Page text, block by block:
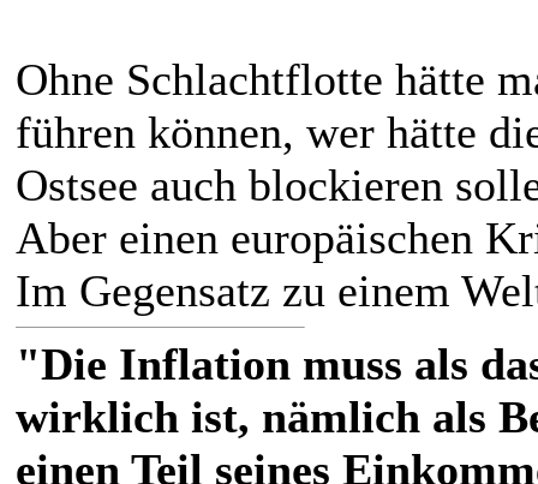
Ohne Schlachtflotte hätte
führen können, wer hätte
Ostsee auch blockieren
Aber einen europäischen
Im Gegensatz zu einem
"Die Inflation muss als
wirklich ist, nämlich als
einen Teil seines